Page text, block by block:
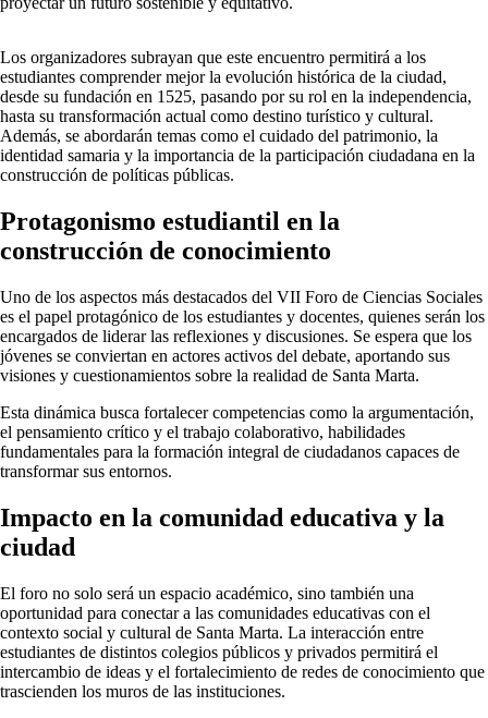
Los organizadores subrayan que este encuentro permitirá a los
estudiantes comprender mejor la evolución histórica de la ciudad,
desde su fundación en 1525, pasando por su rol en la independencia,
hasta su transformación actual como destino turístico y cultural.
Además, se abordarán temas como el cuidado del patrimonio, la
identidad samaria y la importancia de la participación ciudadana en la
construcción de políticas públicas.
Protagonismo estudiantil en la
construcción de conocimiento
Uno de los aspectos más destacados del VII Foro de Ciencias Sociales
es el papel protagónico de los estudiantes y docentes, quienes serán los
encargados de liderar las reflexiones y discusiones. Se espera que los
jóvenes se conviertan en actores activos del debate, aportando sus
visiones y cuestionamientos sobre la realidad de Santa Marta.
Esta dinámica busca fortalecer competencias como la argumentación,
el pensamiento crítico y el trabajo colaborativo, habilidades
fundamentales para la formación integral de ciudadanos capaces de
transformar sus entornos.
Impacto en la comunidad educativa y la
ciudad
El foro no solo será un espacio académico, sino también una
oportunidad para conectar a las comunidades educativas con el
contexto social y cultural de Santa Marta. La interacción entre
estudiantes de distintos colegios públicos y privados permitirá el
intercambio de ideas y el fortalecimiento de redes de conocimiento que
trascienden los muros de las instituciones.